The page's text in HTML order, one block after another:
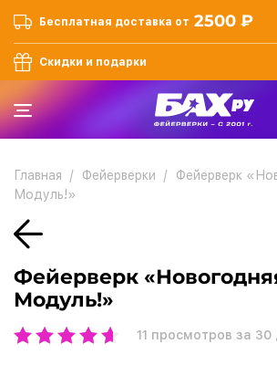
Бесплатная доставка от 2500 ₽
Скидки и подарки
Главная Фейерверки
Фейерверк
Модуль!»
Фейерверк
Модуль!»
11 просмотров за 30